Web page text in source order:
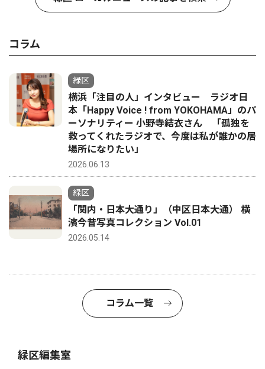
コラム
緑区
横浜「注目の人」インタビュー ラジオ日
本「Happy Voice ! from YOKOHAMA」のパ
ーソナリティー 小野寺結衣さん 「孤独を
救ってくれたラジオで、今度は私が誰かの居
場所になりたい」
2026.06.13
緑区
「関内・日本大通り」（中区日本大通） 横
濱今昔写真コレクション Vol.01
2026.05.14
コラム一覧
緑区編集室